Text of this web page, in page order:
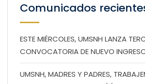
Comunicados
ESTE MIÉRCOLES, UMSNH LANZA
CONVOCATORIA DE NUEVO
UMSNH, MADRES Y PADRES,